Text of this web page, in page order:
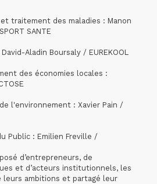
traitement des maladies : Manon
SANTE
Aladin Boursaly / EUREKOOL
des économies locales :
l'environnement : Xavier Pain /
Public : Emilien Freville /
d’entrepreneurs, de
et d’acteurs institutionnels, les
ambitions et partagé leur